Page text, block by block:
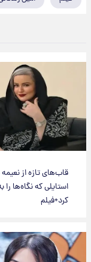
قاب‌های تازه از
استایلی که نگاه‌ها را
کرد+فیلم